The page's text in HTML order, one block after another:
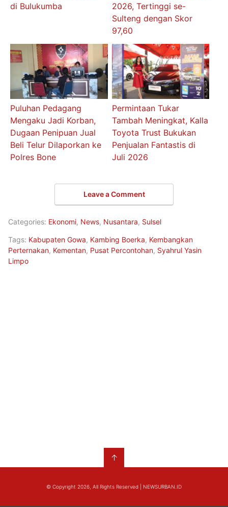
di Bulukumba
2026, Tertinggi se-
Sulteng dengan Skor
97,60
Puluhan Pedagang
Mengaku Jadi Korban,
Dugaan Penipuan Jual
Beli Telur Dilaporkan ke
Polres Bone
Permintaan Tukar
Tambah Meningkat, Kalla
Toyota Trust Bukukan
Penjualan Fantastis di
Juli 2026
Leave a Comment
Categories: Ekonomi, News, Nusantara, Sulsel
Tags: Kabupaten Gowa, Kambing Boerka, Kembangkan
Perternakan, Kementan, Pusat Percontohan, Syahrul Yasin
Limpo
↑
© Copyright 2026, All Rights Reserved | NEWSURBAN.ID